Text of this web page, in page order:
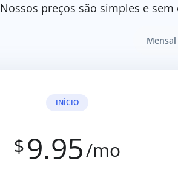
Nossos preços são simples e
Mensal
INÍCIO
$9.95/mo